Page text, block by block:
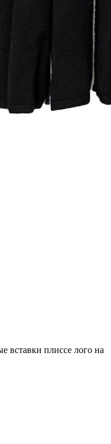
вставки плиссе лого на